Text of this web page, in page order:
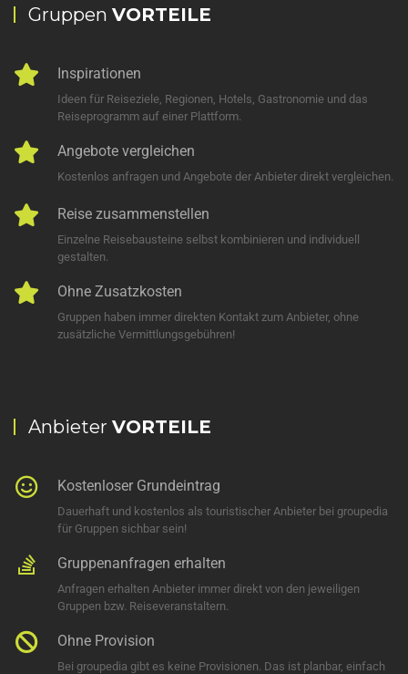
Gruppen VORTEILE
Inspirationen
Ideen für Reiseziele, Regionen, Hotels, Gastronomie und das
Reiseprogramm auf einer Plattform.
Angebote vergleichen
Kostenlos anfragen und Angebote der Anbieter direkt vergleichen.
Reise zusammenstellen
Einzelne Reisebausteine selbst kombinieren und individuell
gestalten.
Ohne Zusatzkosten
Gruppen haben immer direkten Kontakt zum Anbieter, ohne
zusätzliche Vermittlungsgebühren!
Anbieter VORTEILE
Kostenloser Grundeintrag
Dauerhaft und kostenlos als touristischer Anbieter bei groupedia
für Gruppen sichbar sein!
Gruppenanfragen erhalten
Anfragen erhalten Anbieter immer direkt von den jeweiligen
Gruppen bzw. Reiseveranstaltern.
Ohne Provision
Bei groupedia gibt es keine Provisionen. Das ist planbar, einfach